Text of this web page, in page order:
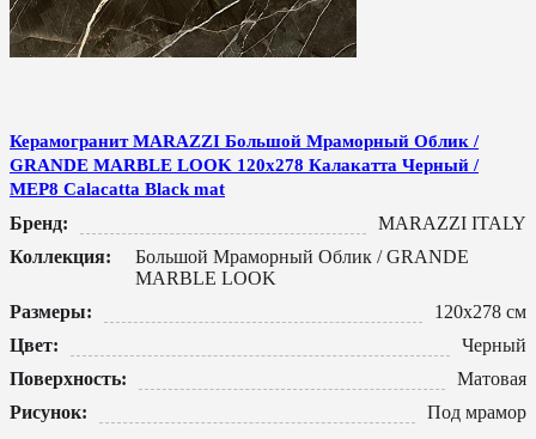
Керамогранит MARAZZI Большой Мраморный Облик /
GRANDE MARBLE LOOK 120x278 Калакатта Черный /
MEP8 Calacatta Black mat
Бренд:
MARAZZI ITALY
Коллекция:
Большой Мраморный Облик / GRANDE
MARBLE LOOK
Размеры:
120x278 см
Цвет:
Черный
Поверхность:
Матовая
Рисунок:
Под мрамор